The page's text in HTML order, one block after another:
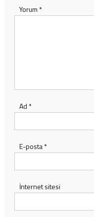
Yorum *
Ad *
E-posta*
İnternet sitesi